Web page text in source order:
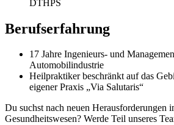
DTHPS
Berufserfahrung
17 Jahre Ingenieurs- und
Automobilindustrie
Heilpraktiker beschränkt auf das
eigener Praxis „Via Salutaris“
Du suchst nach neuen Herausforderungen
Gesundheitswesen? Werde Teil unseres